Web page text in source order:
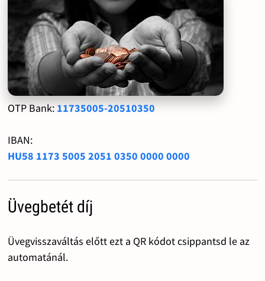
OTP Bank: 11735005-20510350
IBAN:
HU58 1173 5005 2051 0350 0000 0000
Üvegbetét díj
Üvegvisszaváltás előtt ezt a QR kódot csippantsd le az
automatánál.